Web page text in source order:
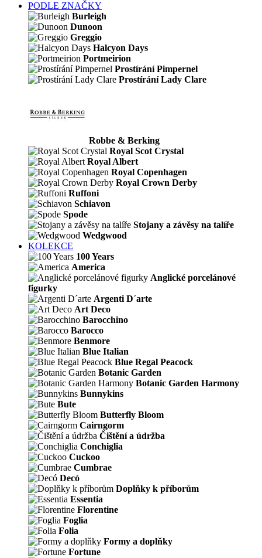
PODLE ZNAČKY
Burleigh
Dunoon
Greggio
Halcyon Days
Portmeirion
Prostírání Pimpernel
Prostírání Lady Clare
Robbe & Berking
Royal Scot Crystal
Royal Albert
Royal Copenhagen
Royal Crown Derby
Ruffoni
Schiavon
Spode
Stojany a závěsy na talíře
Wedgwood
KOLEKCE
100 Years
America
Anglické porcelánové
figurky
Argenti D´arte
Art Deco
Barocchino
Barocco
Benmore
Blue Italian
Blue Regal Peacock
Botanic Garden
Botanic Garden Harmony
Bunnykins
Bute
Butterfly Bloom
Cairngorm
Čištění a údržba
Conchiglia
Cuckoo
Cumbrae
Decó
Doplňky k příborům
Essentia
Florentine
Foglia
Folia
Formy a doplňky
Fortune